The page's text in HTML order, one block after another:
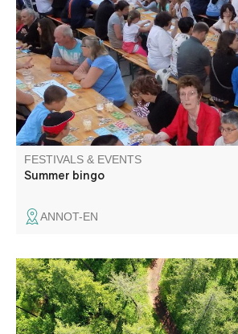
annual bingo. Lots of prizes to be won!
FESTIVALS & EVENTS
Summer bingo
ANNOT-EN
Du haut du ciel, le territoire de la
comme une partition visuelle, où se
des montagnes, les reflets des lacs, les